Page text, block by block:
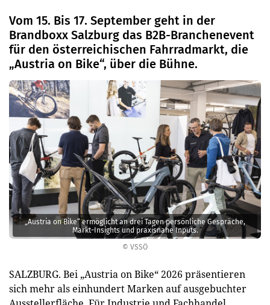
© VSSÖ
„Austria on Bike“ ermöglicht an drei Tagen persönliche Gespräche,
Markt-Insights und praxisnahe Inputs.
Vom 15. Bis 17. September geht in der
Brandboxx Salzburg das B2B-Branchenevent
für den österreichischen Fahrradmarkt, die
„Austria on Bike“, über die Bühne.
SALZBURG. Bei „Austria on Bike“ 2026 präsentieren
sich mehr als einhundert Marken auf ausgebuchter